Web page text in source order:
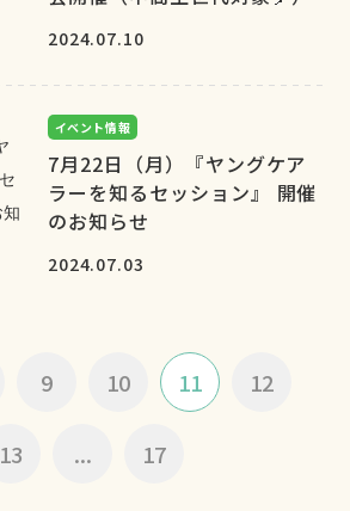
2024.07.10
イベント情報
7月22日（月）『ヤングケア
ラーを知るセッション』 開催
のお知らせ
2024.07.03
9 10 11 12
13 ... 17